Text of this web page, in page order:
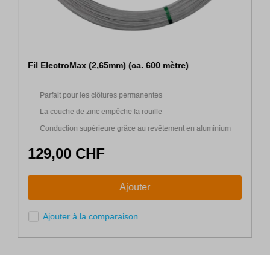
Fil ElectroMax (2,65mm) (ca. 600 mètre)
Parfait pour les clôtures permanentes
La couche de zinc empêche la rouille
Conduction supérieure grâce au revêtement en aluminium
129,00 CHF
Ajouter
Ajouter à la comparaison